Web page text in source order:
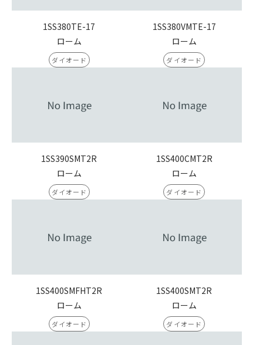
1SS380TE-17
ローム
ダイオード
1SS380VMTE-17
ローム
ダイオード
1SS390SMT2R
ローム
ダイオード
1SS400CMT2R
ローム
ダイオード
1SS400SMFHT2R
ローム
ダイオード
1SS400SMT2R
ローム
ダイオード